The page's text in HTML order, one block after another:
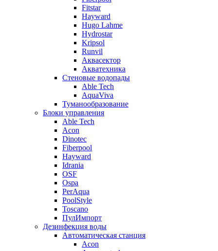
Fitstar
Hayward
Hugo Lahme
Hydrostar
Kripsol
Runvil
Аквасектор
Акватехника
Стеновые водопады
Able Tech
AquaViva
Туманообразование
Блоки управления
Able Tech
Acon
Dinotec
Fiberpool
Hayward
Idrania
OSF
Ospa
PerAqua
PoolStyle
Toscano
ПулИмпорт
Дезинфекция воды
Автоматическая станция
Acon